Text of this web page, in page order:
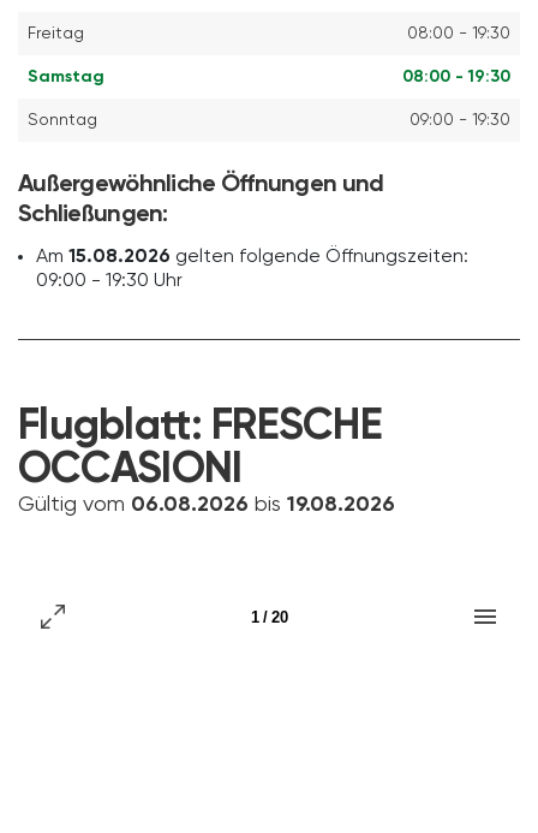
Freitag 08:00 - 19:30
Samstag 08:00 - 19:30
Sonntag 09:00 - 19:30
Außergewöhnliche Öffnungen und
Schließungen:
Am 15.08.2026 gelten folgende Öffnungszeiten:
09:00 - 19:30 Uhr
Flugblatt: FRESCHE
OCCASIONI
Gültig vom 06.08.2026 bis 19.08.2026